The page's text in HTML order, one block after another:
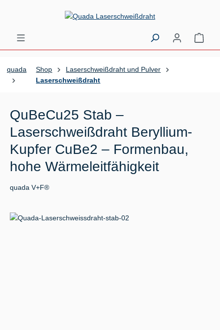
Zum Hauptinhalt springen
quada Shop
Laserschweißdraht und Pulver
Laserschweißdraht
QuBeCu25 Stab –
Laserschweißdraht Beryllium-
Kupfer CuBe2 – Formenbau,
hohe Wärmeleitfähigkeit
quada V+F®
Bildergalerie überspringen